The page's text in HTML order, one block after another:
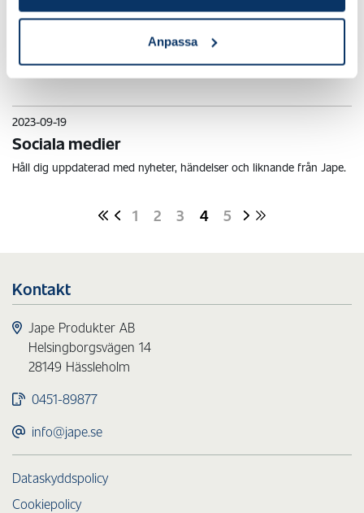
Anpassa
Mette - vår produktansvariga här på Jape
Produkter
Nu har Mette, vår härliga danska, varit hos oss ett litet tag och nu är
det dags att presentera henne för er ....
2023-09-19
Sociala medier
Håll dig uppdaterad med nyheter, händelser och liknande från Jape.
1 2 3 4 5
Kontakt
Jape Produkter AB
Helsingborgsvägen 14
28149 Hässleholm
0451-89877
info@jape.se
Dataskyddspolicy
Cookiepolicy